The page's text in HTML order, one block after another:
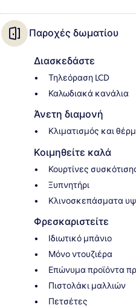
Παροχές δωματίου
Διασκεδάστε
Τηλεόραση LCD
Καλωδιακά κανάλια
Άνετη διαμονή
Κλιματισμός και
Κοιμηθείτε καλά
Κουρτίνες
Ξυπνητήρι
Κλινοσκεπάσματα
Φρεσκαριστείτε
Ιδιωτικό μπάνιο
Μόνο ντουζιέρα
Επώνυμα προϊόντα
Πιστολάκι μαλλιών
Πετσέτες